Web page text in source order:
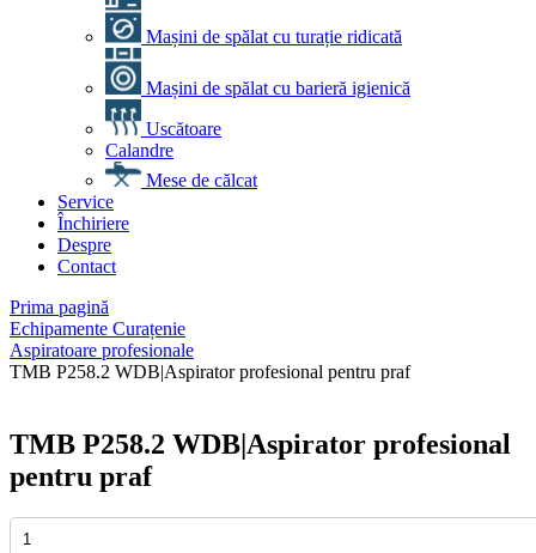
Mașini de spălat cu turație ridicată
Mașini de spălat cu barieră igienică
Uscătoare
Calandre
Mese de călcat
Service
Închiriere
Despre
Contact
Prima pagină
Echipamente Curațenie
Aspiratoare profesionale
TMB P258.2 WDB|Aspirator profesional pentru praf
TMB P258.2 WDB|Aspirator profesional
pentru praf
Cantitate
TMB